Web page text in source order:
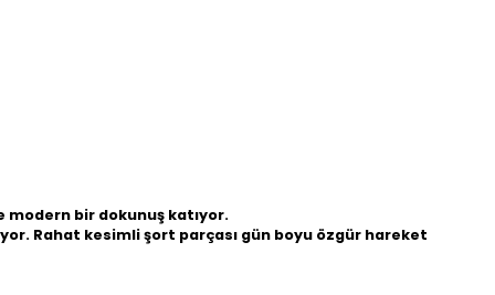
modern bir dokunuş katıyor.
Rahat kesimli şort parçası gün boyu özgür hareket